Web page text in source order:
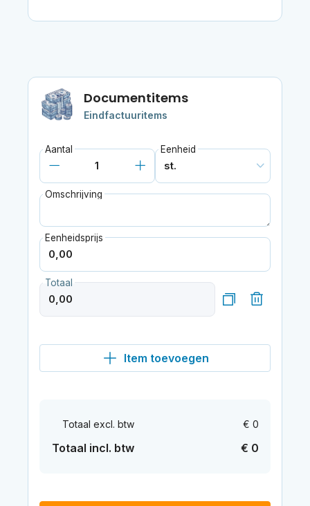
Documentitems
Eindfactuuritems
Aantal Eenheid
Omschrijving
Eenheidsprijs
Totaal
Item toevoegen
Totaal excl. btw € 0
Totaal incl. btw € 0